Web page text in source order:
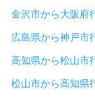
金沢市から大阪府
広島県から神戸市
高知県から松山市
松山市から高知県